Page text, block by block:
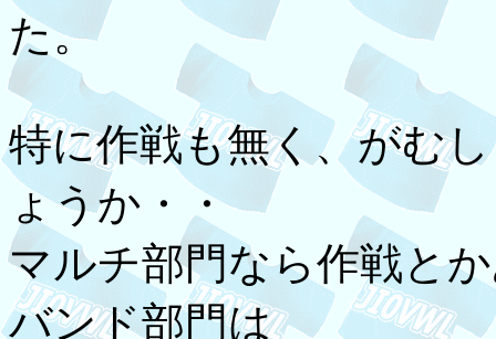
た。
特に作戦も無く、がむ
ょうか・・
マルチ部門なら作戦と
バンド部門は